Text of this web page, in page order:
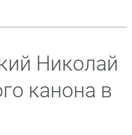
Николай
канона в